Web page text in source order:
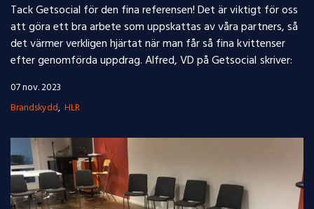
TackGetsocial för den fina referensen! Det är viktigt för oss
att göra ett bra arbete som uppskattas av våra partners, så
det värmer verkligen hjärtat när man får så fina kvittenser
efter genomförda uppdrag. Alfred,VD på Getsocial skriver:
07 nov. 2023
Brandskydd HLR